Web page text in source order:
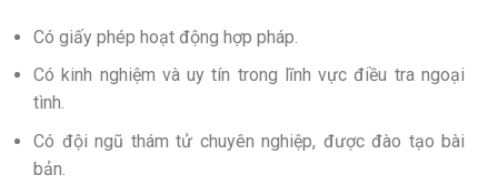
Có giấy phép hoạt động hợp pháp.
Có kinh nghiệm và uy tín trong lĩnh vực điều tra ngoại
tình.
Có đội ngũ thám tử chuyên nghiệp, được đào tạo bài
bản.